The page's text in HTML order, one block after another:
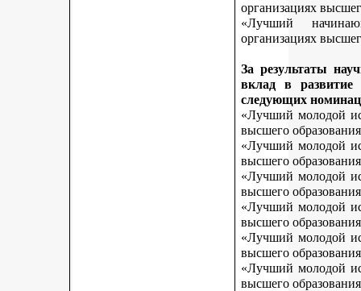
организациях
«Лучший
организациях
За результаты
вклад в развитие
следующих
«Лучший молодой
высшего
«Лучший молодой
высшего
«Лучший молодой
высшего
«Лучший молодой
высшего
«Лучший молодой
высшего
«Лучший молодой
высшего